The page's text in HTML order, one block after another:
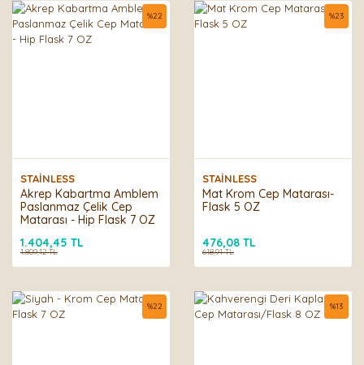
STAİNLESS
Akrep Kabartma Amblem
Paslanmaz Çelik Cep
Matarası - Hip Flask 7 OZ
%22
1.404,45 TL
1.809,12 TL
STAİNLESS
Mat Krom Cep Matarası-
Flask 5 OZ
%23
476,08 TL
618,91 TL
%22 %13